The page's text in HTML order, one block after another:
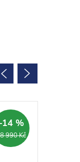
990 Kč
%